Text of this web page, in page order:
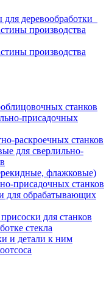
деревообработки
производства
производства
станков
присадочных
раскроечных станков
для сверлильно-
флажковые)
присадочных станков
для обрабатывающих
для станков
стекла
и детали к ним